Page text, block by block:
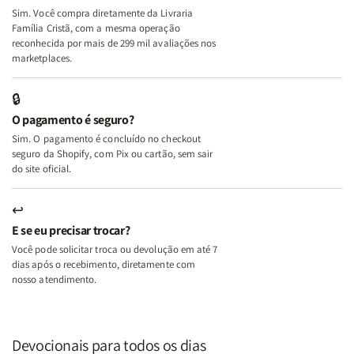
Deus
+
A
Mulher
Lar
+
A
Lar
Sim. Você compra diretamente da Livraria
Família Cristã, com a mesma operação
reconhecida por mais de 299 mil avaliações nos
marketplaces.
🔒
O pagamento é seguro?
Sim. O pagamento é concluído no checkout
seguro da Shopify, com Pix ou cartão, sem sair
do site oficial.
↩
E se eu precisar trocar?
Você pode solicitar troca ou devolução em até 7
dias após o recebimento, diretamente com
nosso atendimento.
Devocionais para todos os dias